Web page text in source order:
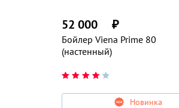
Бойлер Viena Prime 80
(настенный)
52 000 ₽
Новинка